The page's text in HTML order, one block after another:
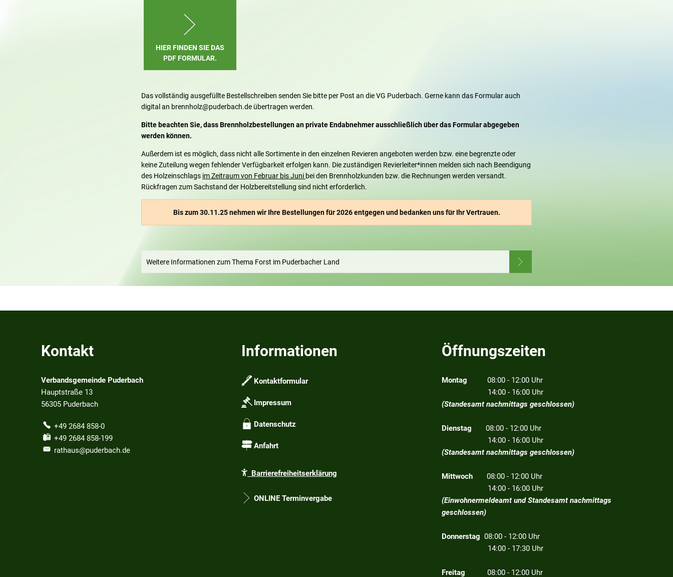
HIER FINDEN SIE DAS
PDF FORMULAR.
Das vollständig ausgefüllte Bestellschreiben senden Sie bitte per Post an die VG Puderbach. Gerne kann das Formular auch
digital an brennholz@puderbach.de übertragen werden.
Bitte beachten Sie, dass Brennholzbestellungen an private Endabnehmer ausschließlich über das Formular abgegeben
werden können.
Außerdem ist es möglich, dass nicht alle Sortimente in den einzelnen Revieren angeboten werden bzw. eine begrenzte oder
keine Zuteilung wegen fehlender Verfügbarkeit erfolgen kann. Die zuständigen Revierleiter*innen melden sich nach Beendigung
des Holzeinschlags im Zeitraum von Februar bis Juni bei den Brennholzkunden bzw. die Rechnungen werden versandt.
Rückfragen zum Sachstand der Holzbereitstellung sind nicht erforderlich.
Bis zum 30.11.25 nehmen wir Ihre Bestellungen für 2026 entgegen und bedanken uns für Ihr Vertrauen.
Weitere Informationen zum Thema Forst im Puderbacher Land
Kontakt
Verbandsgemeinde Puderbach
Hauptstraße 13
56305 Puderbach
+49 2684 858-0
+49 2684 858-199
rathaus@puderbach.de
Informationen
Kontaktformular
Impressum
Datenschutz
Anfahrt
Barrierefreiheitserklärung
ONLINE Terminvergabe
Öffnungszeiten
Montag 08:00 - 12:00 Uhr
14:00 - 16:00 Uhr
(Standesamt nachmittags geschlossen)
Dienstag 08:00 - 12:00 Uhr
14:00 - 16:00 Uhr
(Standesamt nachmittags geschlossen)
Mittwoch 08:00 - 12:00 Uhr
14:00 - 16:00 Uhr
(Einwohnermeldeamt und Standesamt nachmittags
geschlossen)
Donnerstag 08:00 - 12:00 Uhr
14:00 - 17:30 Uhr
Freitag 08:00 - 12:00 Uhr